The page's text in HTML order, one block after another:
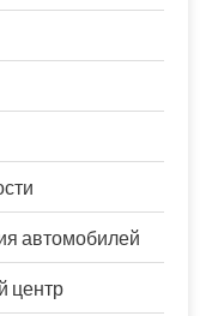
автомобилей
центр